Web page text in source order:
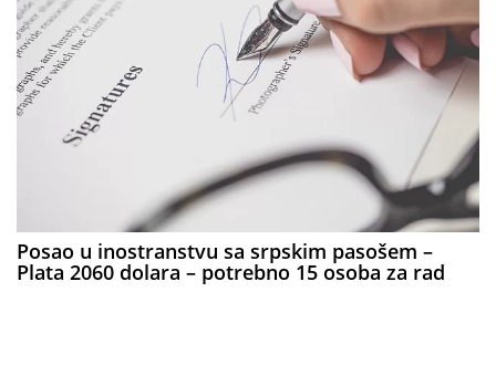
Posao u inostranstvu sa srpskim pasošem –
Plata 2060 dolara – potrebno 15 osoba za rad